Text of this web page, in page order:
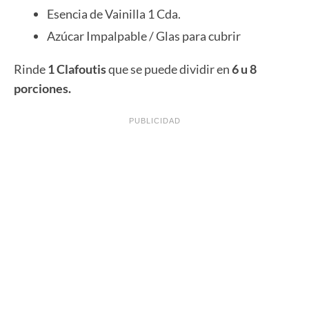
Esencia de Vainilla 1 Cda.
Azúcar Impalpable / Glas para cubrir
Rinde1 Clafoutisque se puede dividir en6 u 8
porciones.
PUBLICIDAD